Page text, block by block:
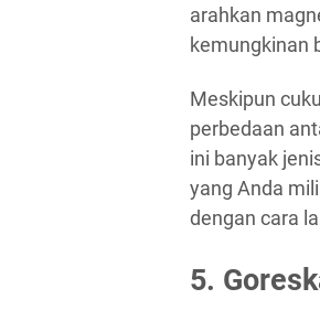
arahkan
kemungkinan
Meskipun
perbedaan
ini banyak
yang Anda
dengan cara
5.